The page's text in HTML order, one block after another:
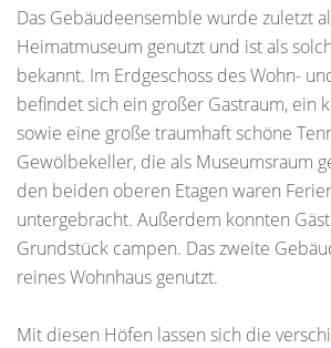
Das Gebäudeensemble wurde zuletzt
Heimatmuseum genutzt und ist als
bekannt. Im Erdgeschoss des Wohn-
befindet sich ein großer Gastraum, ein
sowie eine große traumhaft schöne
Gewölbekeller, die als Museumsraum
den beiden oberen Etagen waren
untergebracht. Außerdem konnten
Grundstück campen. Das zweite
reines Wohnhaus genutzt.
Mit diesen Höfen lassen sich die